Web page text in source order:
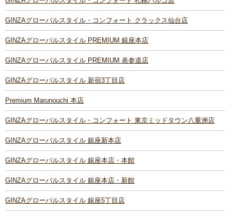
GINZAグローバルスタイル・コンフォート クラックス仙台店
GINZAグローバルスタイル PREMIUM 銀座本店
GINZAグローバルスタイル PREMIUM 表参道店
GINZAグローバルスタイル 新宿3丁目店
Premium Marunouchi 本店
GINZAグローバルスタイル・コンフォート 東京ミッドタウン八重洲店
GINZAグローバルスタイル 銀座新本店
GINZAグローバルスタイル 銀座本店・本館
GINZAグローバルスタイル 銀座本店・新館
GINZAグローバルスタイル 銀座5丁目店